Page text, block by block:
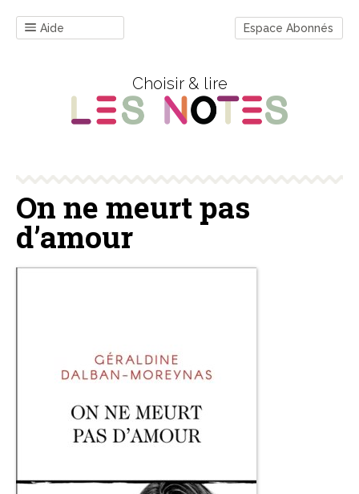
Aide Espace Abonnés
Choisir & lire
On ne meurt pas
d’amour